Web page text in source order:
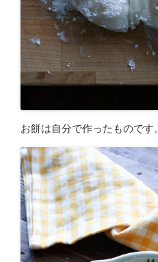
お餅は自分で作ったものです。